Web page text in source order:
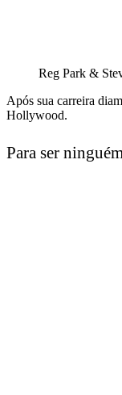
Reg Park &
Após sua carreira
Hollywood.
Para ser